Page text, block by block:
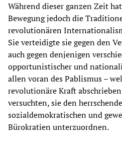
Während dieser ganzen Zeit
Bewegung jedoch die
revolutionären
Sie verteidigte sie gegen den
auch gegen denjenigen
opportunistischer und
allen voran des Pablismus –
revolutionäre Kraft
versuchten, sie den
sozialdemokratischen und
Bürokratien unterzuordnen.